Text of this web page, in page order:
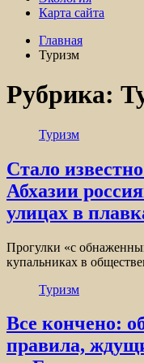
Карта сайта
Главная
Туризм
Рубрика:
Туризм
Стало
Абхазии
улицах в
Прогулки «с
купальниках в
Туризм
Все кончено:
правила,